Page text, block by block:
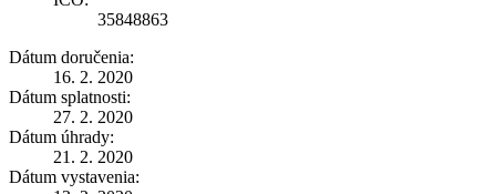
35848863
Dátum doručenia:
16. 2. 2020
Dátum splatnosti:
27. 2. 2020
Dátum úhrady:
21. 2. 2020
Dátum vystavenia: